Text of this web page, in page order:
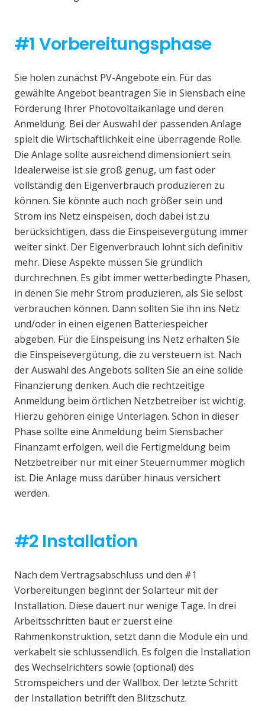
#1 Vorbereitungsphase
Sie holen zunächst PV-Angebote ein. Für das
gewählte Angebot beantragen Sie in Siensbach eine
Förderung Ihrer Photovoltaikanlage und deren
Anmeldung. Bei der Auswahl der passenden Anlage
spielt die Wirtschaftlichkeit eine überragende Rolle.
Die Anlage sollte ausreichend dimensioniert sein.
Idealerweise ist sie groß genug, um fast oder
vollständig den Eigenverbrauch produzieren zu
können. Sie könnte auch noch größer sein und
Strom ins Netz einspeisen, doch dabei ist zu
berücksichtigen, dass die Einspeisevergütung immer
weiter sinkt. Der Eigenverbrauch lohnt sich definitiv
mehr. Diese Aspekte müssen Sie gründlich
durchrechnen. Es gibt immer wetterbedingte Phasen,
in denen Sie mehr Strom produzieren, als Sie selbst
verbrauchen können. Dann sollten Sie ihn ins Netz
und/oder in einen eigenen Batteriespeicher
abgeben. Für die Einspeisung ins Netz erhalten Sie
die Einspeisevergütung, die zu versteuern ist. Nach
der Auswahl des Angebots sollten Sie an eine solide
Finanzierung denken. Auch die rechtzeitige
Anmeldung beim örtlichen Netzbetreiber ist wichtig.
Hierzu gehören einige Unterlagen. Schon in dieser
Phase sollte eine Anmeldung beim Siensbacher
Finanzamt erfolgen, weil die Fertigmeldung beim
Netzbetreiber nur mit einer Steuernummer möglich
ist. Die Anlage muss darüber hinaus versichert
werden.
#2 Installation
Nach dem Vertragsabschluss und den #1
Vorbereitungen beginnt der Solarteur mit der
Installation. Diese dauert nur wenige Tage. In drei
Arbeitsschritten baut er zuerst eine
Rahmenkonstruktion, setzt dann die Module ein und
verkabelt sie schlussendlich. Es folgen die Installation
des Wechselrichters sowie (optional) des
Stromspeichers und der Wallbox. Der letzte Schritt
der Installation betrifft den Blitzschutz.